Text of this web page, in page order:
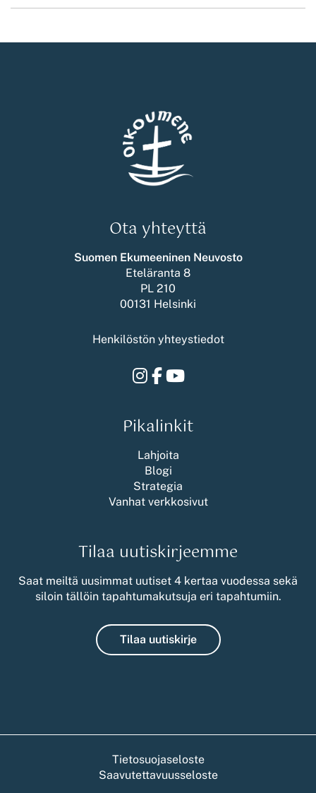
Ota yhteyttä
Suomen Ekumeeninen Neuvosto
Eteläranta 8
PL 210
00131 Helsinki
Henkilöstön yhteystiedot
Instagram
Facebook
Youtube
Pikalinkit
Lahjoita
Blogi
Strategia
Vanhat verkkosivut
Tilaa uutiskirjeemme
Saat meiltä uusimmat uutiset 4 kertaa vuodessa sekä
siloin tällöin tapahtumakutsuja eri tapahtumiin.
Tilaa uutiskirje
Tietosuojaseloste
Saavutettavuusseloste